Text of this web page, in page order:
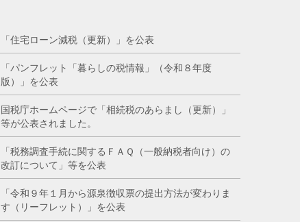
「住宅ローン減税（更新）」を公表
「パンフレット「暮らしの税情報」（令和８年度
版）」を公表
国税庁ホームページで「相続税のあらまし（更新）」
等が公表されました。
「税務調査手続に関するＦＡＱ（一般納税者向け）の
改訂について」等を公表
「令和９年１月から源泉徴収票の提出方法が変わりま
す（リーフレット）」を公表